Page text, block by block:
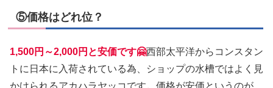
⑤価格はどれ位？
1,500円～2,000円と安価です🤗西部太平洋からコンスタン
トに日本に入荷されている為、ショップの水槽ではよく見
かけられるアカハラヤッコです。価格が安価というのが、